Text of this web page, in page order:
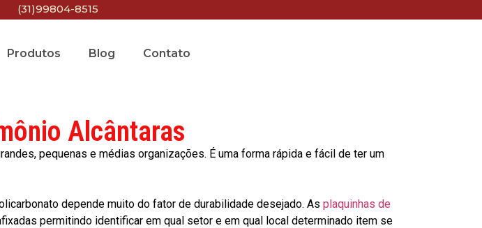
(31)99804-8515
Produtos Blog Contato
Alcântaras
pequenas e médias organizações. É uma forma rápida e fácil de ter um
depende muito do fator de durabilidade desejado. As plaquinhas de
permitindo identificar em qual setor e em qual local determinado item se